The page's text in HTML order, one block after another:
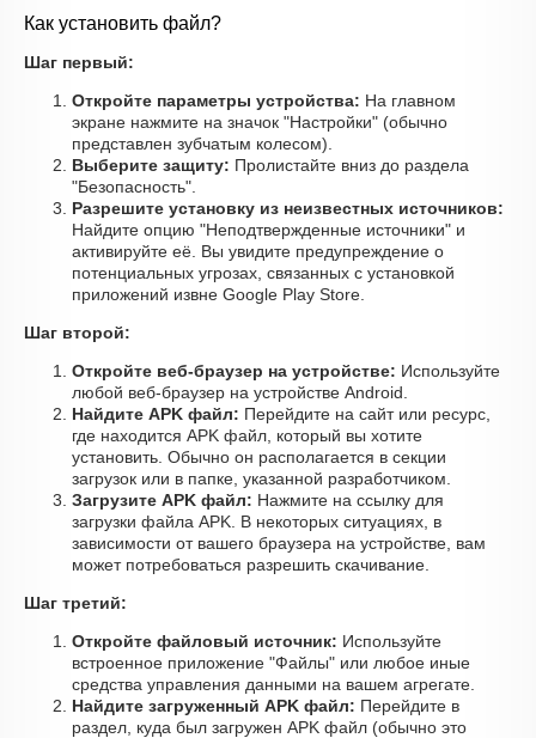
Как установить файл?
Шаг первый:
Откройте параметры устройства: На главном
экране нажмите на значок "Настройки" (обычно
представлен зубчатым колесом).
Выберите защиту: Пролистайте вниз до раздела
"Безопасность".
Разрешите установку из неизвестных источников:
Найдите опцию "Неподтвержденные источники" и
активируйте её. Вы увидите предупреждение о
потенциальных угрозах, связанных с установкой
приложений извне Google Play Store.
Шаг второй:
Откройте веб-браузер на устройстве: Используйте
любой веб-браузер на устройстве Android.
Найдите APK файл: Перейдите на сайт или ресурс,
где находится APK файл, который вы хотите
установить. Обычно он располагается в секции
загрузок или в папке, указанной разработчиком.
Загрузите APK файл: Нажмите на ссылку для
загрузки файла APK. В некоторых ситуациях, в
зависимости от вашего браузера на устройстве, вам
может потребоваться разрешить скачивание.
Шаг третий:
Откройте файловый источник: Используйте
встроенное приложение "Файлы" или любое иные
средства управления данными на вашем агрегате.
Найдите загруженный APK файл: Перейдите в
раздел, куда был загружен APK файл (обычно это